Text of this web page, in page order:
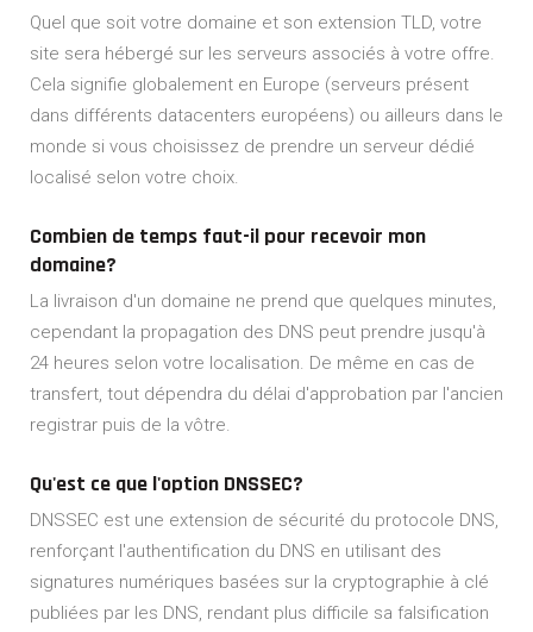
Quel que soit votre domaine et son extension TLD, votre
site sera hébergé sur les serveurs associés à votre offre.
Cela signifie globalement en Europe (serveurs présent
dans différents datacenters européens) ou ailleurs dans le
monde si vous choisissez de prendre un serveur dédié
localisé selon votre choix.
Combien de temps faut-il pour recevoir mon
domaine?
La livraison d'un domaine ne prend que quelques minutes,
cependant la propagation des DNS peut prendre jusqu'à
24 heures selon votre localisation. De même en cas de
transfert, tout dépendra du délai d'approbation par l'ancien
registrar puis de la vôtre.
Qu'est ce que l'option DNSSEC?
DNSSEC est une extension de sécurité du protocole DNS,
renforçant l'authentification du DNS en utilisant des
signatures numériques basées sur la cryptographie à clé
publiées par les DNS, rendant plus difficile sa falsification